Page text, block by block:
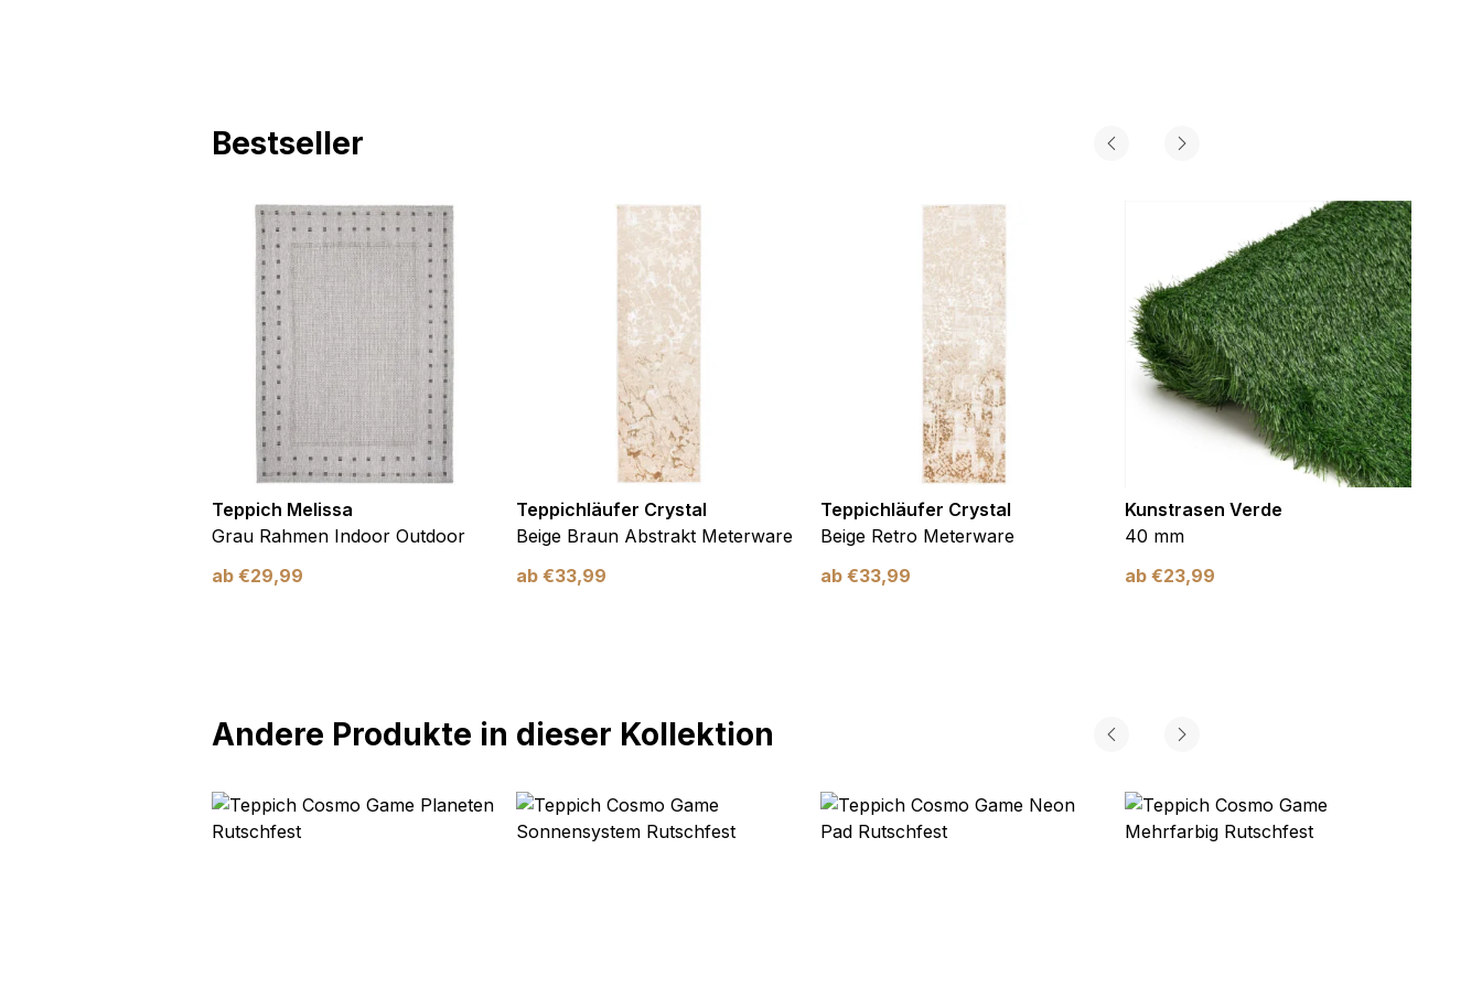
Bestseller
Teppich Melissa
Grau Rahmen Indoor Outdoor
ab €29,99
Teppichläufer Crystal
Beige Braun Abstrakt Meterware
ab €33,99
Teppichläufer Crystal
Beige Retro Meterware
ab €33,99
Kunstrasen Verde
40 mm
ab €23,99
Andere Produkte in dieser Kollektion